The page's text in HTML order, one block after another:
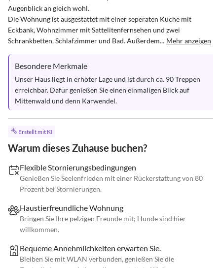
Augenblick an gleich wohl.
Die Wohnung ist ausgestattet mit einer seperaten Küche mit
Eckbank, Wohnzimmer mit Sattelitenfernsehen und zwei
Schrankbetten, Schlafzimmer und Bad. Außerdem... Mehr anzeigen
Besondere Merkmale
Unser Haus liegt in erhöter Lage und ist durch ca. 90 Treppen
erreichbar. Dafür genießen Sie einen einmaligen Blick auf
Mittenwald und denn Karwendel.
Erstellt mit KI
Warum dieses Zuhause buchen?
Flexible Stornierungsbedingungen
Genießen Sie Seelenfrieden mit einer Rückerstattung von 80
Prozent bei Stornierungen.
Haustierfreundliche Wohnung
Bringen Sie Ihre pelzigen Freunde mit; Hunde sind hier
willkommen.
Bequeme Annehmlichkeiten erwarten Sie.
Bleiben Sie mit WLAN verbunden, genießen Sie die